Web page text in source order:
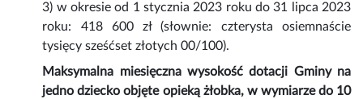
3) w okresie od 1 stycznia 2023 roku do 31 lipca 2023
roku: 418 600 zł (słownie: czterysta osiemnaście
tysięcy sześćset złotych 00/100).
Maksymalna miesięczna wysokość dotacji Gminy na
jedno dziecko objęte opieką żłobka, w wymiarze do 10